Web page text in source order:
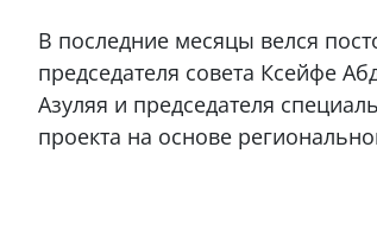
В последние месяцы велся
председателя совета Ксейфе
Азуляя и председателя
проекта на основе